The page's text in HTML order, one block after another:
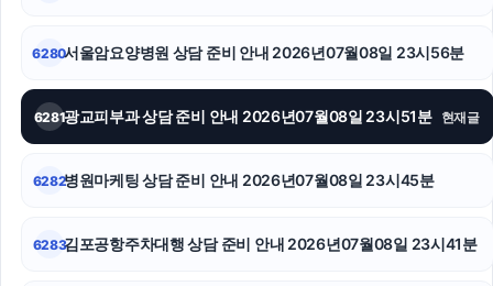
6280서울암요양병원 상담 준비 안내 2026년07월08일 23시56분
6281광교피부과 상담 준비 안내 2026년07월08일 23시51분 현재글
6282병원마케팅 상담 준비 안내 2026년07월08일 23시45분
6283김포공항주차대행 상담 준비 안내 2026년07월08일 23시41분